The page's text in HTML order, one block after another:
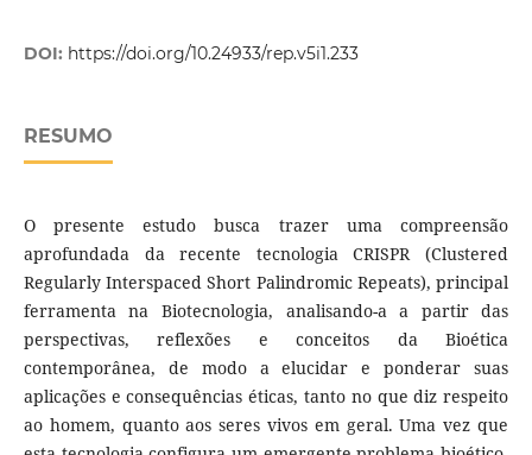
DOI: https://doi.org/10.24933/rep.v5i1.233
RESUMO
O presente estudo busca trazer uma compreensão
aprofundada da recente tecnologia CRISPR (Clustered
Regularly Interspaced Short Palindromic Repeats), principal
ferramenta na Biotecnologia, analisando-a a partir das
perspectivas, reflexões e conceitos da Bioética
contemporânea, de modo a elucidar e ponderar suas
aplicações e consequências éticas, tanto no que diz respeito
ao homem, quanto aos seres vivos em geral. Uma vez que